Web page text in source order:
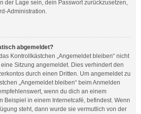
der Lage sein, dein Passwort zurückzusetzen,
Administration.
abgemeldet?
Kontrollkästchen „Angemeldet bleiben“ nicht
Sitzung angemeldet. Dies verhindert den
durch einen Dritten. Um angemeldet zu
„Angemeldet bleiben“ beim Anmelden
wenn du dich an einem
Beispiel in einem Internetcafé, befindest. Wenn
steht, dann wurde sie vermutlich von der